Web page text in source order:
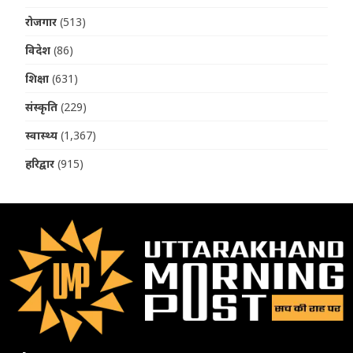
रोजगार (513)
विदेश (86)
शिक्षा (631)
संस्कृति (229)
स्वास्थ्य (1,367)
हरिद्वार (915)